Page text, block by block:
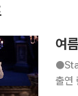
여
●Stage ◇엘리자벳 일정 8월 16일 ~ 11월 15일 장소
출연